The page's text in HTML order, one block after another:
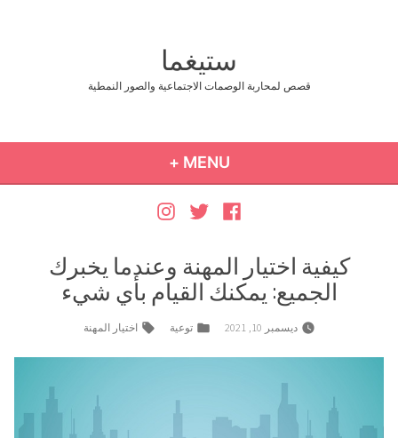
ستيغما
قصص لمحاربة الوصمات الاجتماعية والصور النمطية
MENU
+
Facebook
Twitter
Instagram
كيفية اختيار المهنة وعندما يخبرك
الجميع: يمكنك القيام بأي شيء
ديسمبر 10, 2021
Posted
توعية Tags:
اختيار المهنة